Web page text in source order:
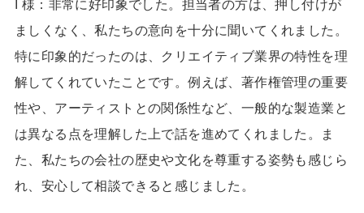
I 様：非常に好印象でした。担当者の方は、押し付けが
ましくなく、私たちの意向を十分に聞いてくれました。
特に印象的だったのは、クリエイティブ業界の特性を理
解してくれていたことです。例えば、著作権管理の重要
性や、アーティストとの関係性など、一般的な製造業と
は異なる点を理解した上で話を進めてくれました。ま
た、私たちの会社の歴史や文化を尊重する姿勢も感じら
れ、安心して相談できると感じました。